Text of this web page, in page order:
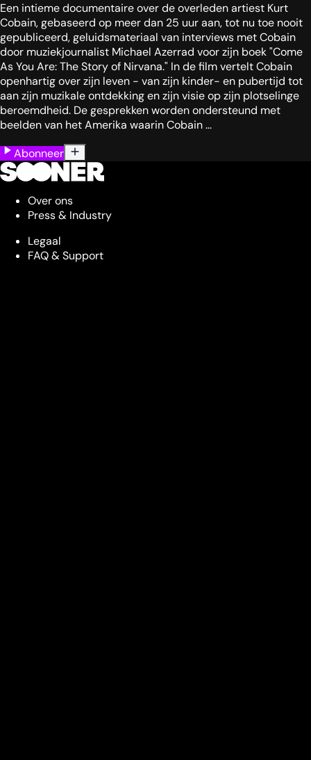
Een intieme documentaire over de overleden artiest Kurt
Cobain, gebaseerd op meer dan 25 uur aan, tot nu toe nooit
gepubliceerd, geluidsmateriaal van interviews met Cobain
door muziekjournalist Michael Azerrad voor zijn boek "Come
As You Are: The Story of Nirvana." In de film vertelt Cobain
openhartig over zijn leven - van zijn kinder- en pubertijd tot
aan zijn muzikale ontdekking en zijn visie op zijn plotselinge
beroemdheid. De gesprekken worden ondersteund met
beelden van het Amerika waarin Cobain ...
Abonneer
Over ons
Press & Industry
Legaal
FAQ & Support